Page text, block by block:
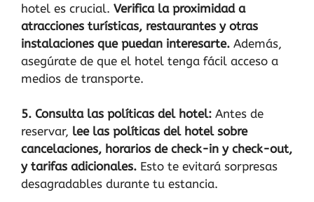
hotel es crucial. Verifica la proximidad a
atracciones turísticas, restaurantes y otras
instalaciones que puedan interesarte. Además,
asegúrate de que el hotel tenga fácil acceso a
medios de transporte.
5. Consulta las políticas del hotel: Antes de
reservar, lee las políticas del hotel sobre
cancelaciones, horarios de check-in y check-out,
y tarifas adicionales. Esto te evitará sorpresas
desagradables durante tu estancia.